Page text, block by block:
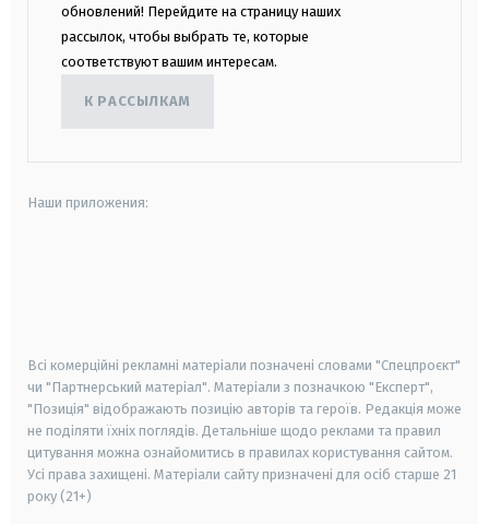
обновлений! Перейдите на страницу наших
рассылок, чтобы выбрать те, которые
соответствуют вашим интересам.
К РАССЫЛКАМ
Наши приложения:
Всі комерційні рекламні матеріали позначені словами "Спецпроєкт"
чи "Партнерський матеріал". Матеріали з позначкою "Експерт",
"Позиція" відображають позицію авторів та героїв. Редакція може
не поділяти їхніх поглядів. Детальніше щодо реклами та правил
цитування можна ознайомитись в правилах користування сайтом.
Усі права захищені. Матеріали сайту призначені для осіб старше 21
року (21+)